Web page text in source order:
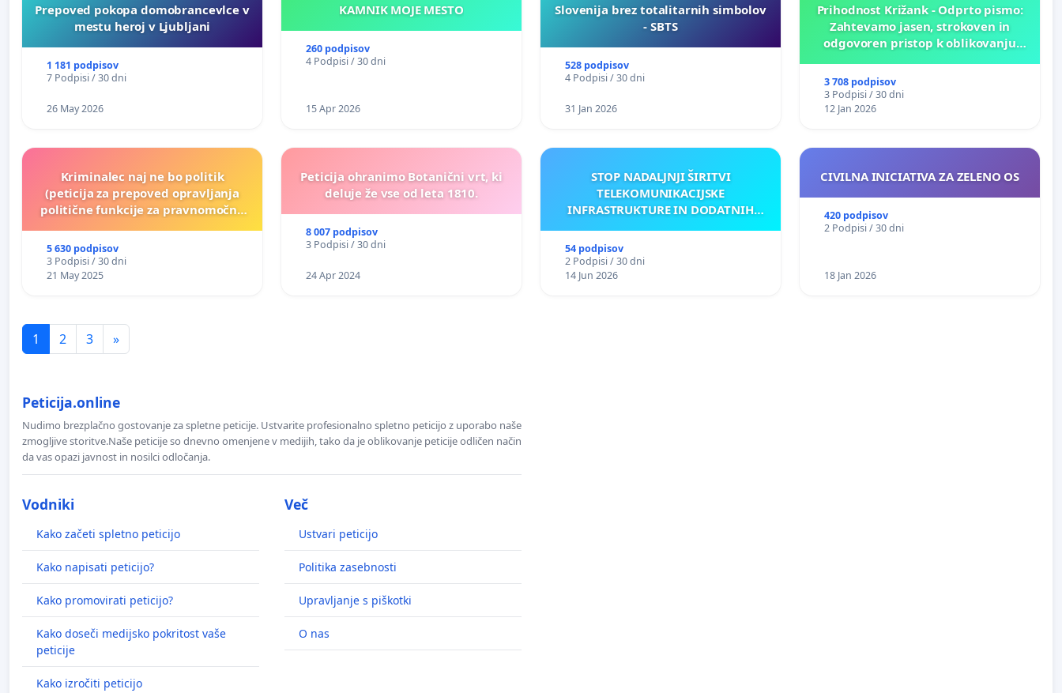
Prepoved pokopa domobrancevlce v
mestu heroj v Ljubljani
1 181 podpisov
7 Podpisi / 30 dni
26 May 2026
KAMNIK MOJE MESTO
260 podpisov
4 Podpisi / 30 dni
15 Apr 2026
Slovenija brez totalitarnih simbolov
- SBTS
528 podpisov
4 Podpisi / 30 dni
31 Jan 2026
Prihodnost Križank - Odprto pismo:
Zahtevamo jasen, strokoven in
odgovoren pristop k oblikovanju
3 708 podpisov
3 Podpisi / 30 dni
12 Jan 2026
Kriminalec naj ne bo politik
(peticija za prepoved opravljanja
politične funkcije za pravnomočno
5 630 podpisov
3 Podpisi / 30 dni
21 May 2025
Peticija ohranimo Botanični vrt, ki
deluje že vse od leta 1810.
8 007 podpisov
3 Podpisi / 30 dni
24 Apr 2024
STOP NADALJNJI ŠIRITVI
TELEKOMUNIKACIJSKE
INFRASTRUKTURE IN DODATNIH
54 podpisov
2 Podpisi / 30 dni
14 Jun 2026
CIVILNA INICIATIVA ZA ZELENO OS
420 podpisov
2 Podpisi / 30 dni
18 Jan 2026
1 2 3 »
Peticija.online
Nudimo brezplačno gostovanje za spletne peticije. Ustvarite profesionalno spletno peticijo z uporabo naše
zmogljive storitve.Naše peticije so dnevno omenjene v medijih, tako da je oblikovanje peticije odličen način
da vas opazi javnost in nosilci odločanja.
Vodniki
Kako začeti spletno peticijo
Kako napisati peticijo?
Kako promovirati peticijo?
Kako doseči medijsko pokritost vaše
peticije
Kako izročiti peticijo
Več
Ustvari peticijo
Politika zasebnosti
Upravljanje s piškotki
O nas